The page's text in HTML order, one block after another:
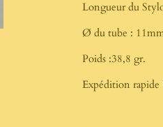
Longueur du
Ø du tube :
Poids :38,8 gr.
Expédition rapide